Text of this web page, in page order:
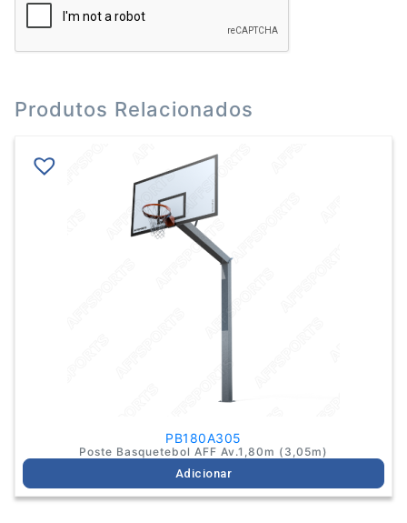
Antivandalismo
Produtos Relacionados
PB180A305
Poste Basquetebol AFF Av.1,80m (3,05m)
Adicionar